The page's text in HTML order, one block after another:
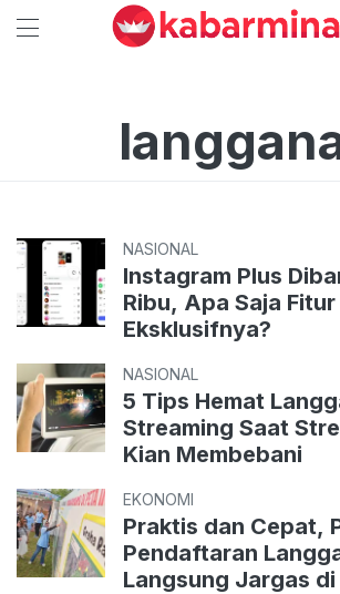
NASIONAL
Instagram Plus
Ribu, Apa Saja Fitur
Eksklusifnya?
NASIONAL
5 Tips Hemat
Streaming Saat
Kian Membebani
EKONOMI
Praktis dan Cepat,
Pendaftaran
Langsung Jargas